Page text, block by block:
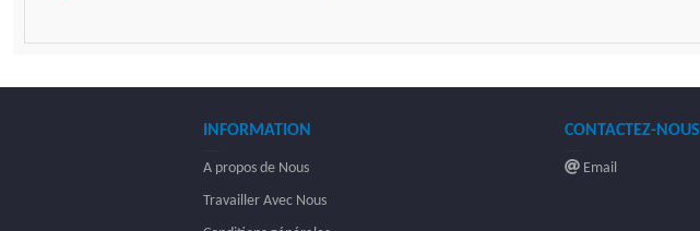
INFORMATION
A propos de Nous
Travailler Avec Nous
CONTACTEZ-NOUS
Email